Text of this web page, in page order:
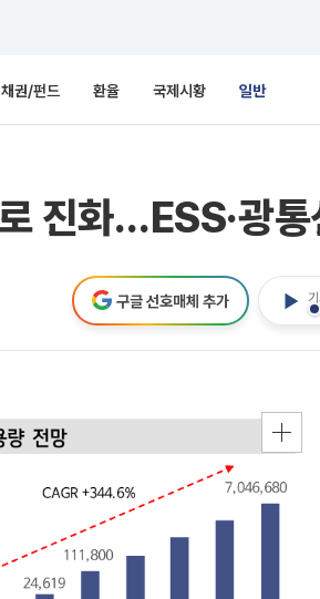
채권/펀드 환율 국제시황 일반
진화…ESS·광
구글 선호매체 추가